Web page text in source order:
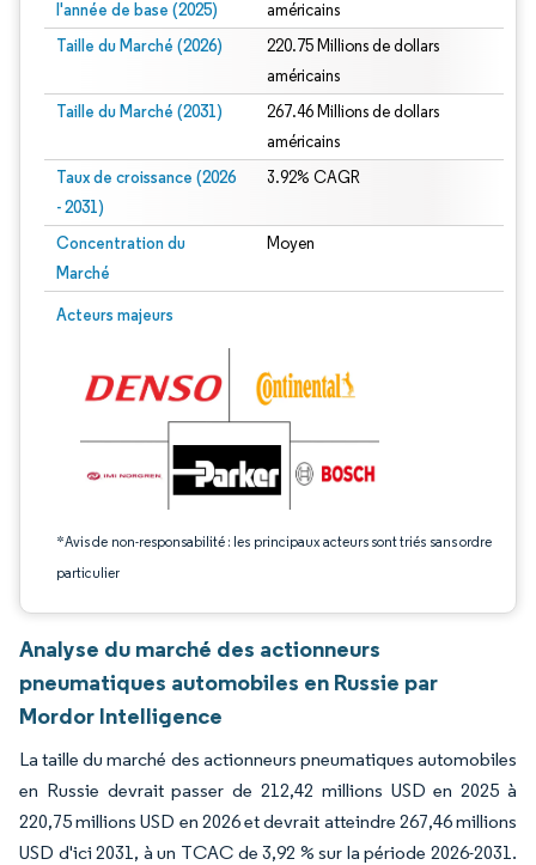
l'année de base (2025)
américains
Taille du Marché (2026)
220.75 Millions de dollars
américains
Taille du Marché (2031)
267.46 Millions de dollars
américains
Taux de croissance (2026
- 2031)
3.92% CAGR
Concentration du
Marché
Moyen
Acteurs majeurs
*Avis de non-responsabilité : les principaux acteurs sont triés sans ordre
particulier
Image © Mordor Intelligence. La réutilisation nécessite une attribution sous CC
Analyse du marché des actionneurs
pneumatiques automobiles en Russie par
Mordor Intelligence
La taille du marché des actionneurs pneumatiques automobiles
en Russie devrait passer de 212,42 millions USD en 2025 à
220,75 millions USD en 2026 et devrait atteindre 267,46 millions
USD d'ici 2031, à un TCAC de 3,92 % sur la période 2026-2031.